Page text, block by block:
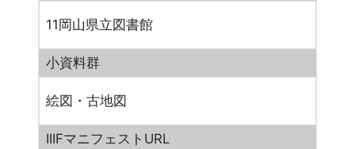
11岡山県立図書館
小資料群
絵図・古地図
IIIFマニフェストURL